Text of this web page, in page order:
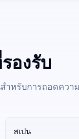
องรับ
หรับการถอดควา
สเปน